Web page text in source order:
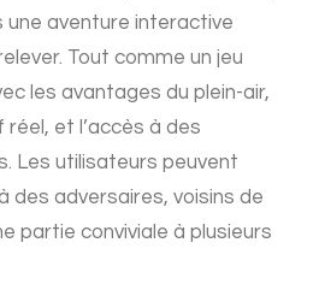
une aventure interactive
Tout comme un jeu
les avantages du plein-air,
et l’accès à des
Les utilisateurs peuvent
des adversaires, voisins de
partie conviviale à plusieurs